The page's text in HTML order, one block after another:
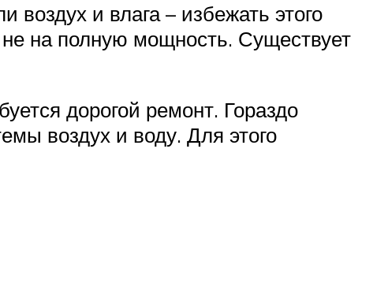
и влага – избежать этого
на полную мощность. Существует
дорогой ремонт. Гораздо
воздух и воду. Для этого